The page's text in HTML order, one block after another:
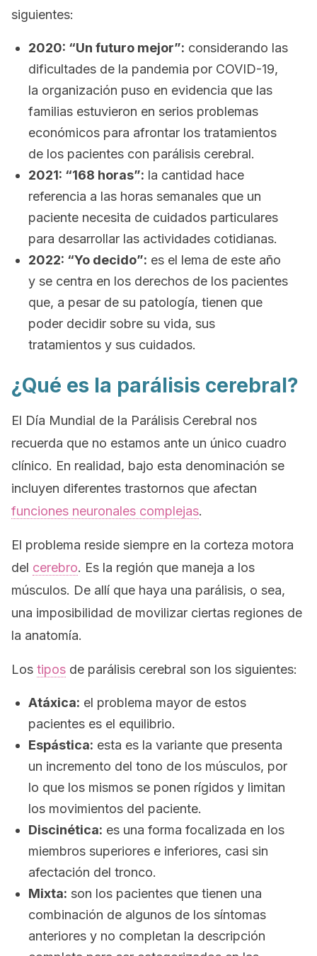
siguientes:
2020: “Un futuro mejor”: considerando las
dificultades de la pandemia por COVID-19,
la organización puso en evidencia que las
familias estuvieron en serios problemas
económicos para afrontar los tratamientos
de los pacientes con parálisis cerebral.
2021: “168 horas”: la cantidad hace
referencia a las horas semanales que un
paciente necesita de cuidados particulares
para desarrollar las actividades cotidianas.
2022: “Yo decido”: es el lema de este año
y se centra en los derechos de los pacientes
que, a pesar de su patología, tienen que
poder decidir sobre su vida, sus
tratamientos y sus cuidados.
¿Qué es la parálisis cerebral?
El Día Mundial de la Parálisis Cerebral nos
recuerda que no estamos ante un único cuadro
clínico. En realidad, bajo esta denominación se
incluyen diferentes trastornos que afectan
funciones neuronales complejas.
El problema reside siempre en la corteza motora
del cerebro. Es la región que maneja a los
músculos. De allí que haya una parálisis, o sea,
una imposibilidad de movilizar ciertas regiones de
la anatomía.
Los tipos de parálisis cerebral son los siguientes:
Atáxica: el problema mayor de estos
pacientes es el equilibrio.
Espástica: esta es la variante que presenta
un incremento del tono de los músculos, por
lo que los mismos se ponen rígidos y limitan
los movimientos del paciente.
Discinética: es una forma focalizada en los
miembros superiores e inferiores, casi sin
afectación del tronco.
Mixta: son los pacientes que tienen una
combinación de algunos de los síntomas
anteriores y no completan la descripción